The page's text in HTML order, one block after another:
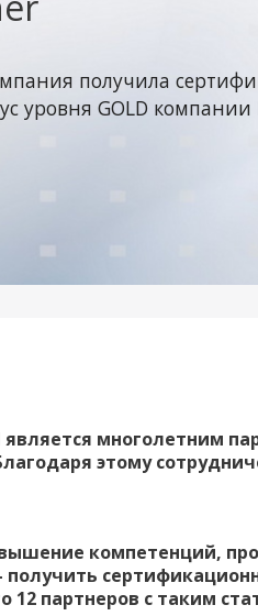
получила
уровня GOLD компании
многолетним
этому
компетенций,
12 партнеров с таким